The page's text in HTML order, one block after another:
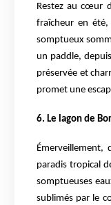
Restez au cœur
fraîcheur en été,
somptueux
un paddle,
préservée et
promet une
6. Le lagon de
paradis tropical
somptueuses
sublimés par le